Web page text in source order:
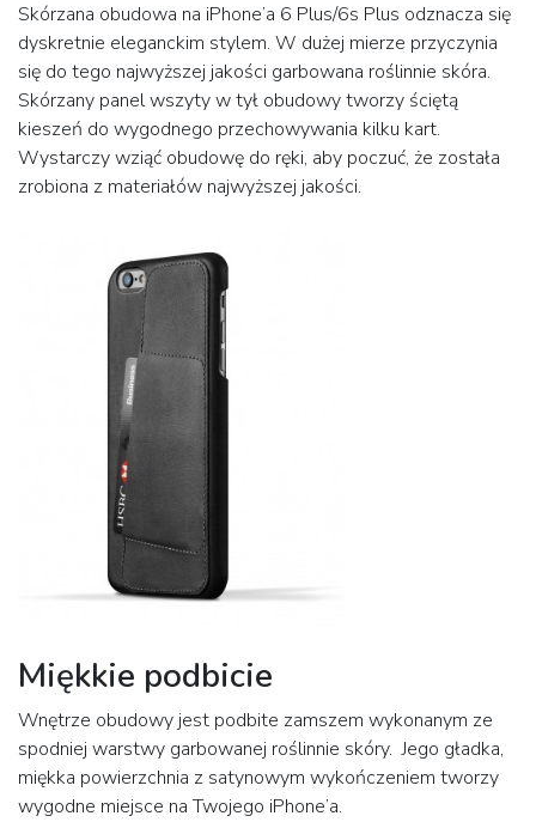
Skórzana obudowa na iPhone’a 6 Plus/6s Plus odznacza się
dyskretnie eleganckim stylem. W dużej mierze przyczynia
się do tego najwyższej jakości garbowana roślinnie skóra.
Skórzany panel wszyty w tył obudowy tworzy ściętą
kieszeń do wygodnego przechowywania kilku kart.
Wystarczy wziąć obudowę do ręki, aby poczuć, że została
zrobiona z materiałów najwyższej jakości.
Miękkie podbicie
Wnętrze obudowy jest podbite zamszem wykonanym ze
spodniej warstwy garbowanej roślinnie skóry. Jego gładka,
miękka powierzchnia z satynowym wykończeniem tworzy
wygodne miejsce na Twojego iPhone’a.